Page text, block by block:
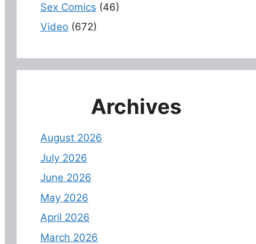
Sex Comics (46)
Video(672)
Archives
August 2026
July 2026
June 2026
May 2026
April 2026
March 2026